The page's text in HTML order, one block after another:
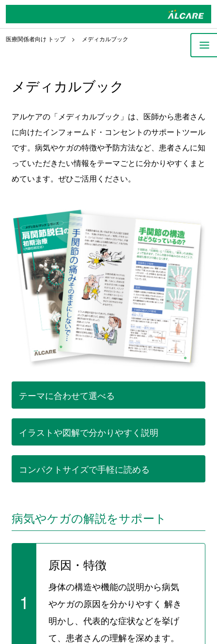
医療関係者向け トップ メディカルブック
メディカルブック
アルケアの「メディカルブック」は、医師から患者さん
に向けたインフォームド・コンセントのサポートツール
です。病気やケガの特徴や予防方法など、患者さんに知
っていただきたい情報をテーマごとに分かりやすくまと
めています。ぜひご活用ください。
テーマに合わせて選べる
イラストや図解で分かりやすく説明
コンパクトサイズで手軽に読める
病気やケガの解説をサポート
1
原因・特徴
身体の構造や機能の説明から病気
やケガの原因を分かりやすく 解き
明かし、代表的な症状などを挙げ
て、患者さんの理解を深めます。